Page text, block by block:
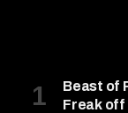
Beast of
Freak off